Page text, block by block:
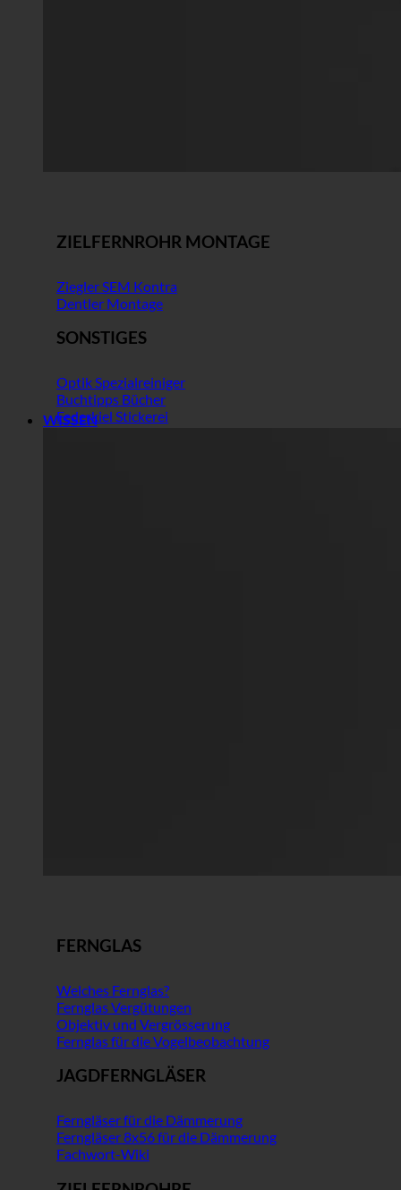
ZIELFERNROHR MONTAGE
Ziegler SEM Kontra
Dentler Montage
SONSTIGES
Optik Spezialreiniger
Buchtipps Bücher
Federkiel Stickerei
WISSEN
FERNGLAS
Welches Fernglas?
Fernglas Vergütungen
Objektiv und Vergrösserung
Fernglas für die Vogelbeobachtung
JAGDFERNGLÄSER
Ferngläser für die Dämmerung
Ferngläser 8x56 für die Dämmerung
Fachwort-Wiki